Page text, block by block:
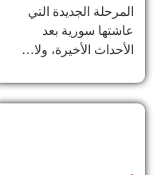
المرحلة الجديدة التي
عاشتها سورية بعد
الأحداث الأخيرة، ولا…